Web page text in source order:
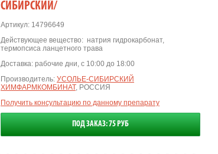
СИБИРСКИЙ/
Артикул: 14796649
Действующее вещество: натрия гидрокарбонат,
термопсиса ланцетного трава
Доставка: рабочие дни, с 10:00 до 18:00
Производитель: УСОЛЬЕ-СИБИРСКИЙ
ХИМФАРМКОМБИНАТ, РОССИЯ
Получить консультацию по данному препарату
ПОД ЗАКАЗ: 75 РУБ